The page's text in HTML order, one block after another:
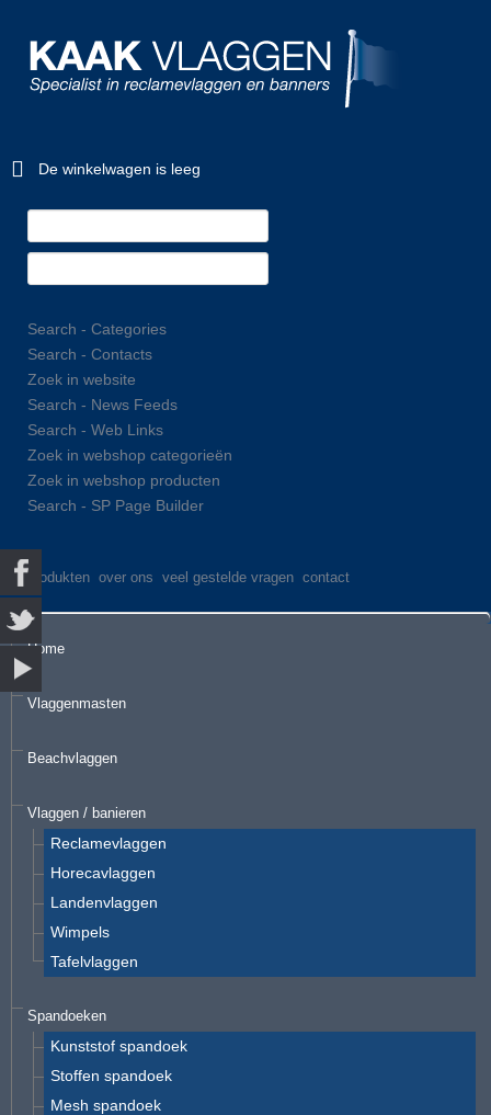
De winkelwagen is leeg
Search - Categories
Search - Contacts
Zoek in website
Search - News Feeds
Search - Web Links
Zoek in webshop categorieën
Zoek in webshop producten
Search - SP Page Builder
produkten over ons veel gestelde vragen contact
Home
Vlaggenmasten
Beachvlaggen
Vlaggen / banieren
Reclamevlaggen
Horecavlaggen
Landenvlaggen
Wimpels
Tafelvlaggen
Spandoeken
Kunststof spandoek
Stoffen spandoek
Mesh spandoek